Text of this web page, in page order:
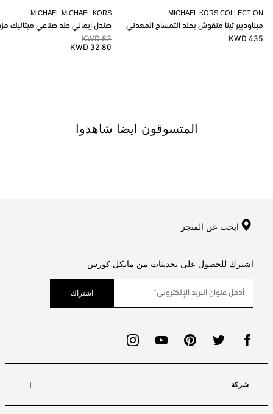
MICHAEL MICHAEL KORS
صندل إيماني جلد صناعي ميتاليك
82 KWD
32.80 KWD
MICHAEL KORS COLLECTION
ميناوديير تينا منقوش بجلد التمساح المعدني
435 KWD
المتسوقون ايضا شاهدوا
ابحث عن المتجر
اشترك للحصول على تحديثات من مايكل كورس
اشتراك
شركة